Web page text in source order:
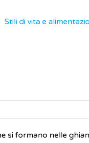
Stili di vita e
si formano nelle